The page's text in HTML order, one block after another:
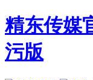
精东传媒
污版